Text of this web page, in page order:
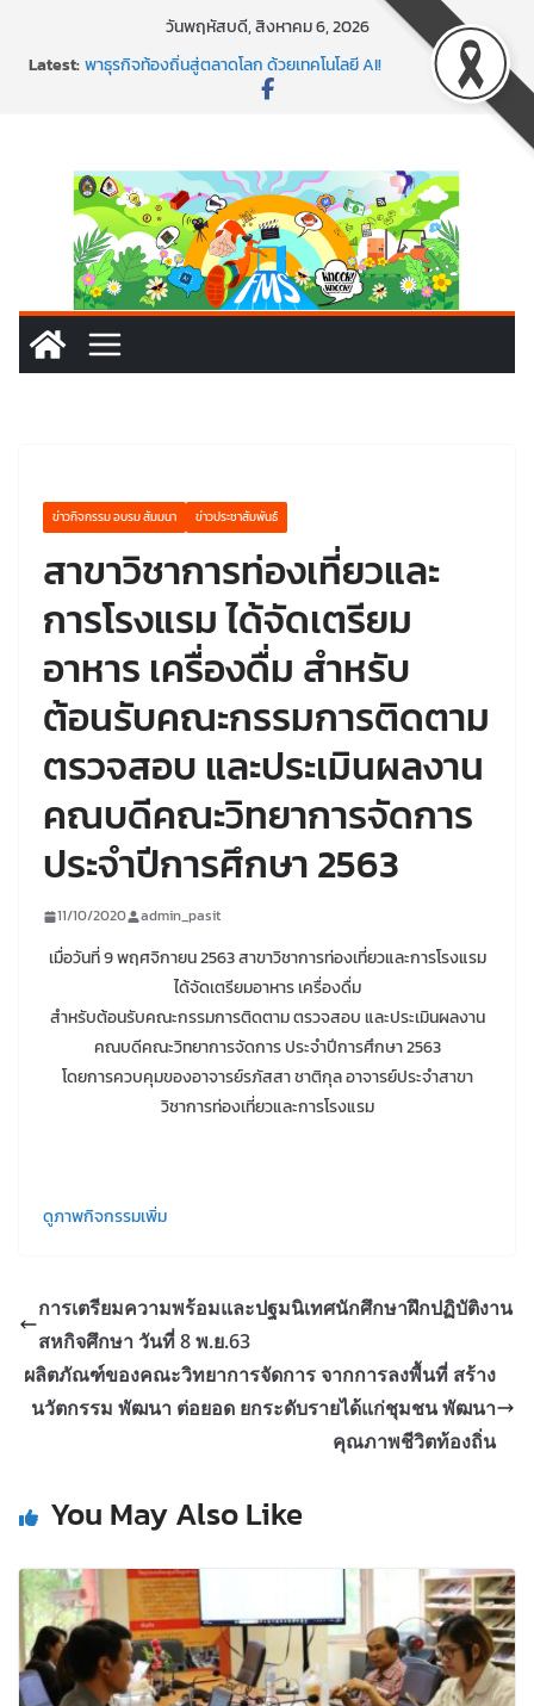
วันพฤหัสบดี, สิงหาคม 6, 2026
Latest:พาธุรกิจท้องถิ่นสู่ตลาดโลก ด้วยเทคโนโลยี AI!
SMEs ยุคนี้ ถ้าไม่ใช้ AI ถือว่าพลาดมาก!
พร้อมลุยแล้ว! ปักหมุดโรดแมป AI อัปสกิลธุรกิจให้พุ่งทะยาน
ข่าวกิจกรรม อบรม สัมมนา ข่าวประชาสัมพันธ์
สาขาวิชาการท่องเที่ยวและ
การโรงแรม ได้จัดเตรียม
อาหาร เครื่องดื่ม สำหรับ
ต้อนรับคณะกรรมการติดตาม
ตรวจสอบ และประเมินผลงาน
คณบดีคณะวิทยาการจัดการ
ประจำปีการศึกษา 2563
11/10/2020 admin_pasit
เมื่อวันที่ 9 พฤศจิกายน 2563 สาขาวิชาการท่องเที่ยวและการโรงแรม
ได้จัดเตรียมอาหาร เครื่องดื่ม
สำหรับต้อนรับคณะกรรมการติดตาม ตรวจสอบ และประเมินผลงาน
คณบดีคณะวิทยาการจัดการ ประจำปีการศึกษา 2563
โดยการควบคุมของอาจารย์รภัสสา ชาติกุล อาจารย์ประจำสาขา
วิชาการท่องเที่ยวและการโรงแรม
ดูภาพกิจกรรมเพิ่ม
การเตรียมความพร้อมและปฐมนิเทศนักศึกษาฝึกปฏิบัติงาน
สหกิจศึกษา วันที่ 8 พ.ย.63
ผลิตภัณฑ์ของคณะวิทยาการจัดการ จากการลงพื้นที่ สร้าง
นวัตกรรม พัฒนา ต่อยอด ยกระดับรายได้แก่ชุมชน พัฒนา
คุณภาพชีวิตท้องถิ่น
You May Also Like